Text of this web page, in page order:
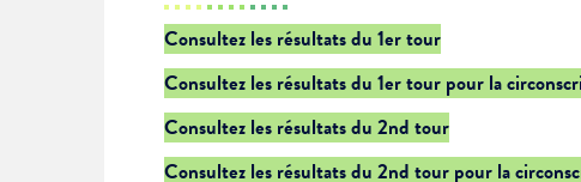
Annuaires & carte interactive
Je suis senior
Je suis étudiant
Urbanisme
Consultez les résultats du 1er tour
Consultez les résultats du 1er tour pour la
Consultez les résultats du 2nd tour
Consultez les résultats du 2nd tour pour la